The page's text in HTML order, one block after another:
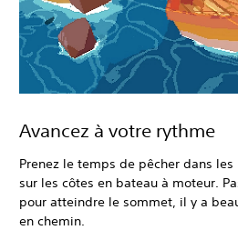
Avancez à votre rythme
Prenez le temps de pêcher dans
sur les côtes en bateau à moteur.
pour atteindre le sommet, il y a
en chemin.